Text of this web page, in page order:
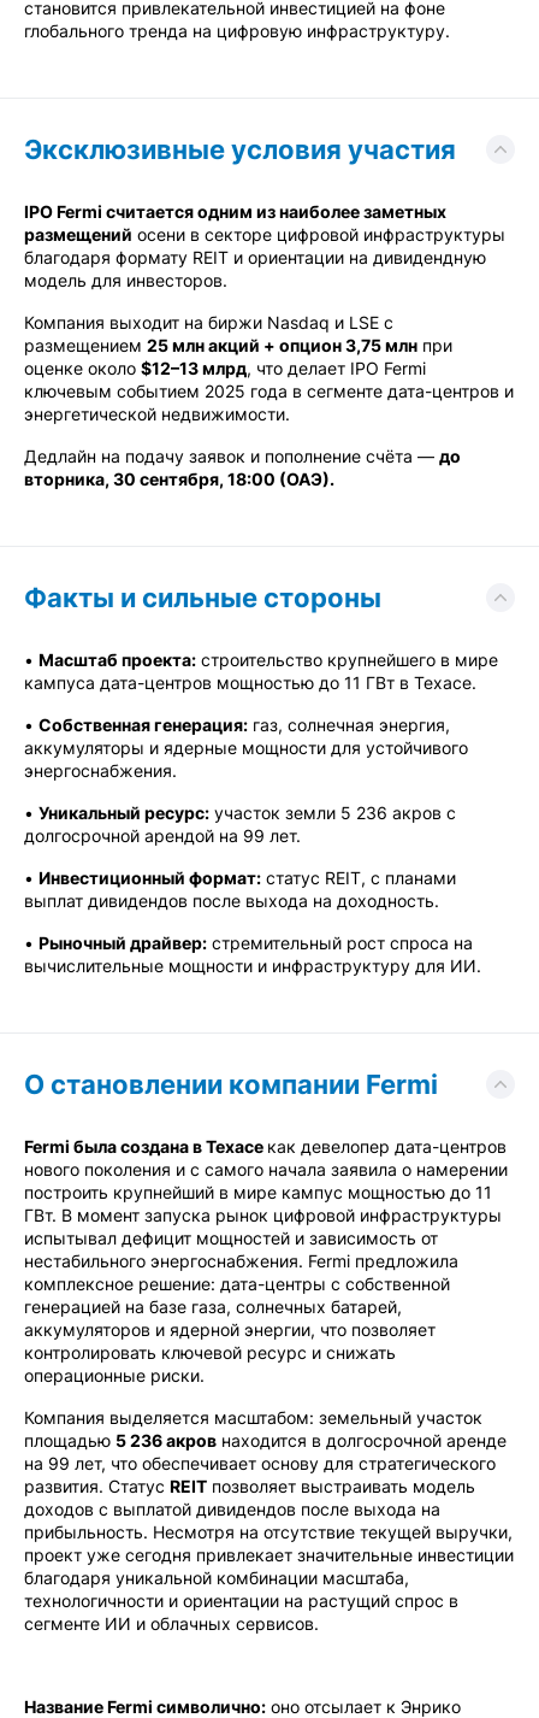
становится привлекательной инвестицией на фоне
глобального тренда на цифровую инфраструктуру.
Эксклюзивные условия участия
IPO Fermi считается одним из наиболее заметных
размещений осени в секторе цифровой инфраструктуры
благодаря формату REIT и ориентации на дивидендную
модель для инвесторов.
Компания выходит на биржи Nasdaq и LSE с
размещением 25 млн акций + опцион 3,75 млн при
оценке около $12–13 млрд, что делает IPO Fermi
ключевым событием 2025 года в сегменте дата-центров и
энергетической недвижимости.
Дедлайн на подачу заявок и пополнение счёта — до
вторника, 30 сентября, 18:00 (ОАЭ).
Факты и сильные стороны
• Масштаб проекта: строительство крупнейшего в мире
кампуса дата-центров мощностью до 11 ГВт в Техасе.
• Собственная генерация: газ, солнечная энергия,
аккумуляторы и ядерные мощности для устойчивого
энергоснабжения.
• Уникальный ресурс: участок земли 5 236 акров с
долгосрочной арендой на 99 лет.
• Инвестиционный формат: статус REIT, с планами
выплат дивидендов после выхода на доходность.
• Рыночный драйвер: стремительный рост спроса на
вычислительные мощности и инфраструктуру для ИИ.
О становлении компании Fermi
Fermi была создана в Техасе как девелопер дата-центров
нового поколения и с самого начала заявила о намерении
построить крупнейший в мире кампус мощностью до 11
ГВт. В момент запуска рынок цифровой инфраструктуры
испытывал дефицит мощностей и зависимость от
нестабильного энергоснабжения. Fermi предложила
комплексное решение: дата-центры с собственной
генерацией на базе газа, солнечных батарей,
аккумуляторов и ядерной энергии, что позволяет
контролировать ключевой ресурс и снижать
операционные риски.
Компания выделяется масштабом: земельный участок
площадью 5 236 акров находится в долгосрочной аренде
на 99 лет, что обеспечивает основу для стратегического
развития. Статус REIT позволяет выстраивать модель
доходов с выплатой дивидендов после выхода на
прибыльность. Несмотря на отсутствие текущей выручки,
проект уже сегодня привлекает значительные инвестиции
благодаря уникальной комбинации масштаба,
технологичности и ориентации на растущий спрос в
сегменте ИИ и облачных сервисов.
Название Fermi символично: оно отсылает к Энрико